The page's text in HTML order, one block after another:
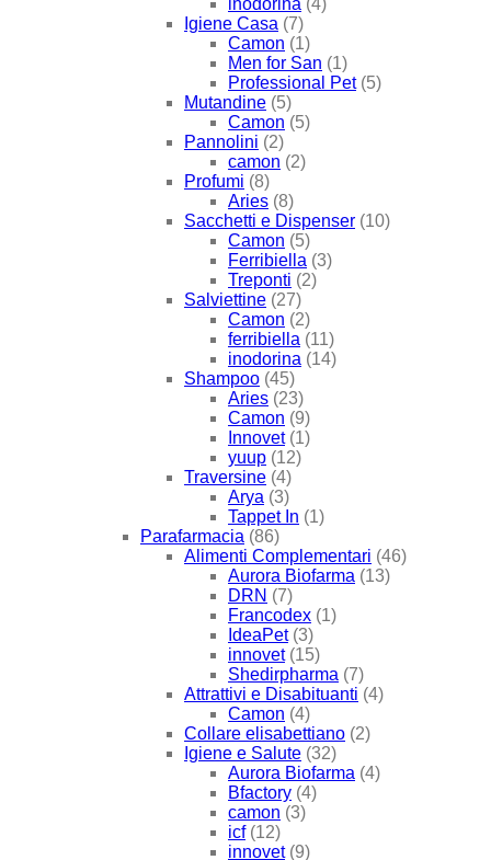
inodorina (4)
Igiene Casa (7)
Camon (1)
Men for San (1)
Professional Pet (5)
Mutandine (5)
Camon (5)
Pannolini (2)
camon (2)
Profumi (8)
Aries (8)
Sacchetti e Dispenser (10)
Camon (5)
Ferribiella (3)
Treponti (2)
Salviettine (27)
Camon (2)
ferribiella (11)
inodorina (14)
Shampoo (45)
Aries (23)
Camon (9)
Innovet (1)
yuup (12)
Traversine (4)
Arya (3)
Tappet In (1)
Parafarmacia (86)
Alimenti Complementari (46)
Aurora Biofarma (13)
DRN (7)
Francodex (1)
IdeaPet (3)
innovet (15)
Shedirpharma (7)
Attrattivi e Disabituanti (4)
Camon (4)
Collare elisabettiano (2)
Igiene e Salute (32)
Aurora Biofarma (4)
Bfactory (4)
camon (3)
icf (12)
innovet (9)